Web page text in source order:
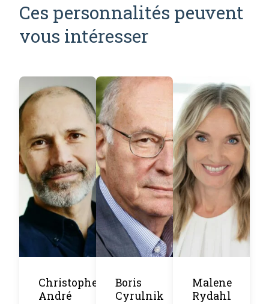
Ces personnalités peuvent
vous intéresser
Christophe
André
Boris
Cyrulnik
Malene
Rydahl